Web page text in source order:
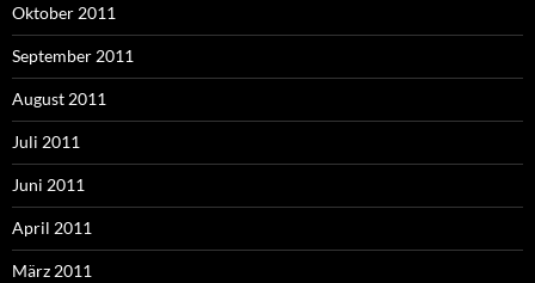
Oktober 2011
September 2011
August 2011
Juli 2011
Juni 2011
April 2011
März 2011